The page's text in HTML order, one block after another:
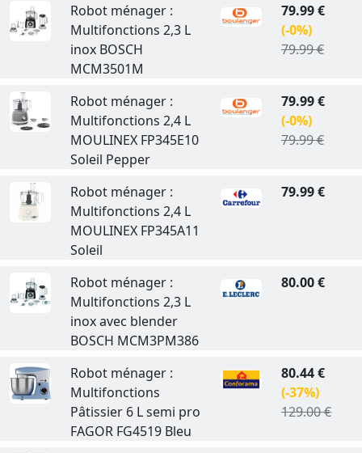
Robot ménager :
Multifonctions 2,3 L
inox BOSCH
MCM3501M
79.99 €
(-0%)
79.99 €
Robot ménager :
Multifonctions 2,4 L
MOULINEX FP345E10
Soleil Pepper
79.99 €
(-0%)
79.99 €
Robot ménager :
Multifonctions 2,4 L
MOULINEX FP345A11
Soleil
79.99 €
Robot ménager :
Multifonctions 2,3 L
inox avec blender
BOSCH MCM3PM386
80.00 €
Robot ménager :
Multifonctions
Pâtissier 6 L semi pro
FAGOR FG4519 Bleu
80.44 €
(-37%)
129.00 €